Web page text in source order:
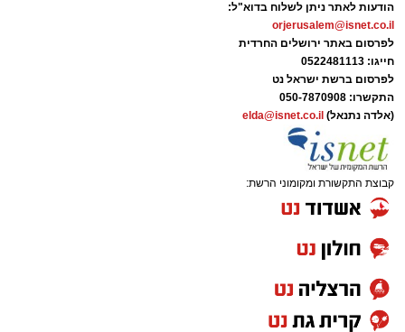
הודעות לאתר ניתן לשלוח בדוא"ל:
orjerusalem@isnet.co.il
לפרסום באתר ירושלים החרדית
חייגו: 0522481113
לפרסום ברשת ישראל נט
התקשרו: 050-7870908
(אלדה נתנאל) elda@isnet.co.il
קבוצת התקשורת ומקומוני הרשת: